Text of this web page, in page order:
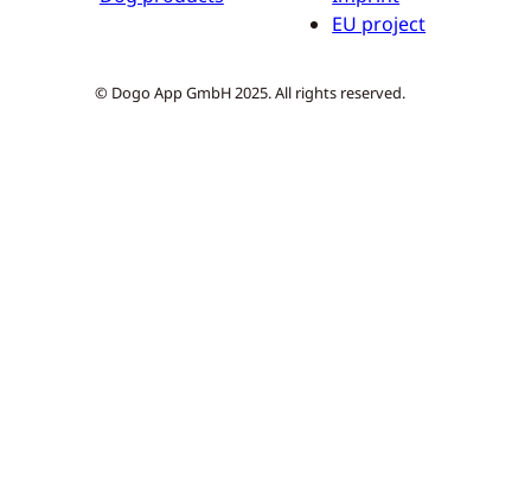
EU project
© Dogo App GmbH 2025. All rights reserved.